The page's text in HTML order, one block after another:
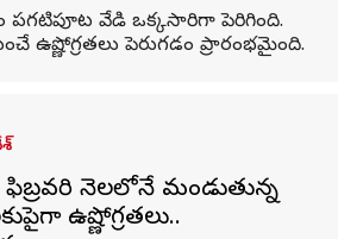
వేడి ఒక్కసారిగా పెరిగింది.
ఉష్ణోగ్రతలు పెరుగడం ప్రారంభమైంది.
నెలలోనే మండుతున్న
ఉష్ణోగ్రతలు..